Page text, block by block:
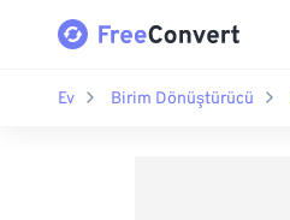
Ev Birim Dönüştürücü